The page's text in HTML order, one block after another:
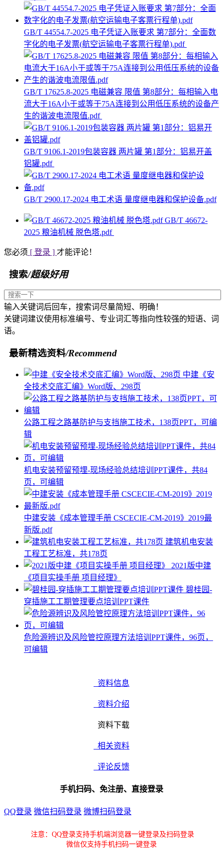
GB/T 44554.7-2025 电子凭证入账要求 第7部分：全面数
字化的电子发票(航空运输电子客票行程单).pdf
GB/T 17625.8-2025 电磁兼容 限值 第8部分：每相输入电
流大于16A小于或等于75A连接到公用低压系统的设备产
生的谐波电流限值.pdf
GB/T 9106.1-2019包装容器 两片罐 第1部分：铝易开盖
铝罐.pdf
GB/T 2900.17-2024 电工术语 量度继电器和保护设备.pdf
GB/T 46672-
2025 粮油机械 脱色塔.pdf
您必须 [ 登录 ] 才能评论！
搜索/超级好用
输入关键词后回车，搜索词尽量简短、明确！
关键词建议使用标准编号、专业词汇等指向性较强的短语、词
语。
最新精选资料/Recommend
中建《安
全技术交底汇编》Word版、298页
公路工程之路基防护与支挡施工技术，138页PPT，可编
辑
机电安装预留预埋-现场经验总结培训PPT课件，共84
页，可编辑
中建安装《成本管理手册 CSCECIE-CM-2019》2019最
新版.pdf
建筑机电安装
工程工艺标准，共178页
2021版中建
《项目实操手册 项目经理》
碧桂园-
穿插施工工期管理要点培训PPT课件
危险源辨识及风险管控原理方法培训PPT课件，96页，
可编辑
资料信息
资料介绍
资料下载
相关资料
评论反馈
手机扫码、免注册、直接登录
QQ登录 微信扫码登录 微博扫码登录
注意：QQ登录支持手机端浏览器一键登录及扫码登录
微信仅支持手机扫码一键登录